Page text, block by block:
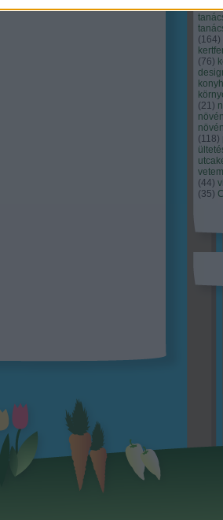
(126)
(164)
(76)
(21)
(118)
(44)
(35)